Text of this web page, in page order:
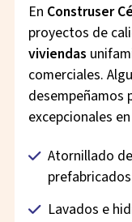
En Construser
proyectos de
viviendas
comerciales.
desempeñamos
excepcionales
Atornillado
prefabricados
Lavados e